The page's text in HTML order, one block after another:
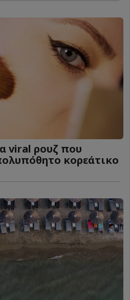
viral ρουζ που
κορεάτικο